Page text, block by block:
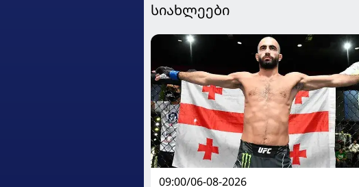
სიახლეები
09:00/06-08-2026